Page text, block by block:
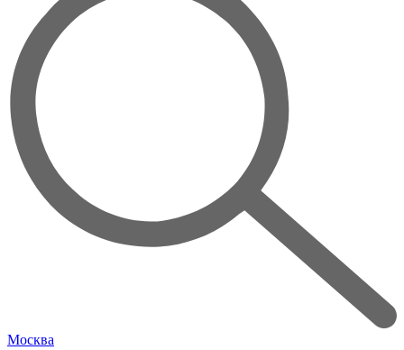
Москва